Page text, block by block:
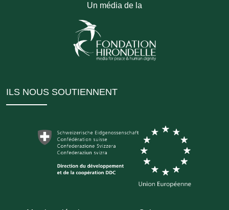
Un média de la
ILS NOUS SOUTIENNENT